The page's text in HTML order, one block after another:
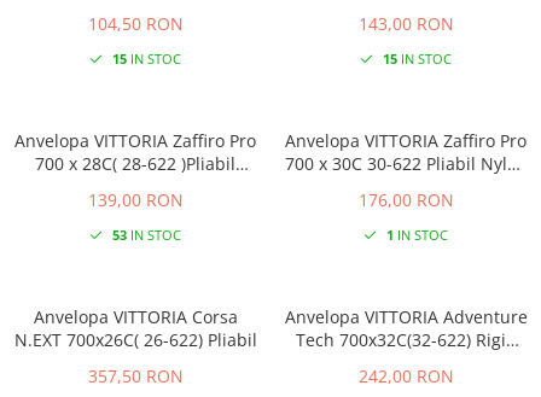
104,50 RON
15IN STOC
143,00 RON
15IN STOC
Anvelopa VITTORIA Zaffiro Pro
700 x 28C( 28-622 )Pliabil
139,00 RON
53IN STOC
Anvelopa VITTORIA Zaffiro Pro
700 x 30C 30-622 Pliabil Nylon
176,00 RON
1 IN STOC
Anvelopa VITTORIA Corsa
N.EXT 700x26C( 26-622) Pliabil
357,50 RON
Anvelopa VITTORIA Adventure
Tech 700x32C(32-622) Rigid
242,00 RON